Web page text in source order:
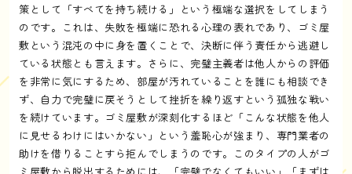
策として「すべてを持ち続ける」という極端な選択をしてしまう
のです。これは、失敗を極端に恐れる心理の表れであり、ゴミ屋
敷という混沌の中に身を置くことで、決断に伴う責任から逃避し
ている状態とも言えます。さらに、完璧主義者は他人からの評価
を非常に気にするため、部屋が汚れていることを誰にも相談でき
ず、自力で完璧に戻そうとして挫折を繰り返すという孤独な戦い
を続けています。ゴミ屋敷が深刻化するほど「こんな状態を他人
に見せるわけにはいかない」という羞恥心が強まり、専門業者の
助けを借りることすら拒んでしまうのです。このタイプの人がゴ